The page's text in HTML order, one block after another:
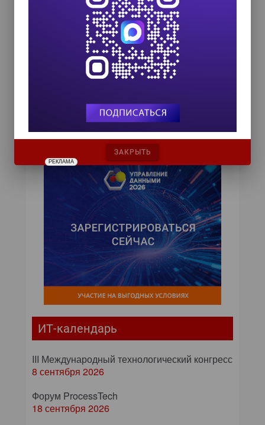
также входят облачный провайдер с
экспертизой ИТ-интегратора K2 Cloud, бизнес-
партнер по выстраиванию практической
кибербезопасности К2 Кибербезопасность и
самостоятельное подразделение К2 НейроТех,
специализирующееся на ИИ-инфраструктуре и
Контактное лицо:
Пресс-служба К2Тех
Москва
Телефон:
+7 (495) 797-85-84
Email:
pr@k2.tech
РЕКЛАМА
ИТ-календарь
III Международный технологический конгресс
8 сентября 2026
Форум ProcessTech
18 сентября 2026
ЗАКРЫТЬ